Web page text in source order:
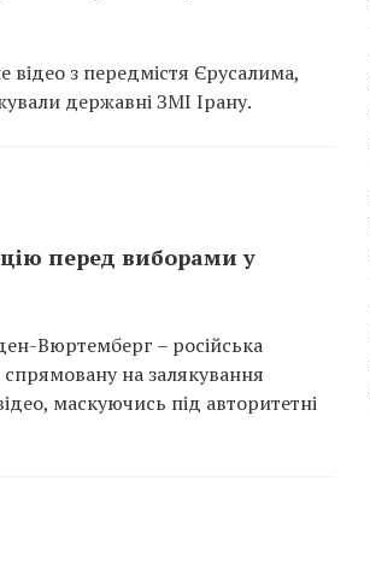
відео з передмістя Єрусалима,
державні ЗМІ Ірану.
перед виборами у
Вюртемберг – російська
на залякування
маскуючись під авторитетні